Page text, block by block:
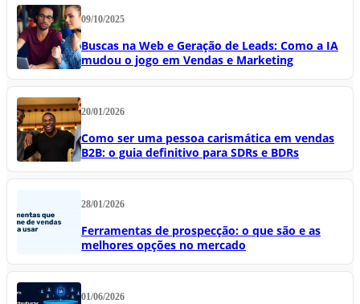
09/10/2025
Buscas na Web e Geração de Leads: Como a IA
mudou o jogo em Vendas e Marketing
20/01/2026
Como ser uma pessoa carismática em vendas
B2B: o guia definitivo para SDRs e BDRs
28/01/2026
Ferramentas de prospecção: o que são e as
melhores opções no mercado
01/06/2026